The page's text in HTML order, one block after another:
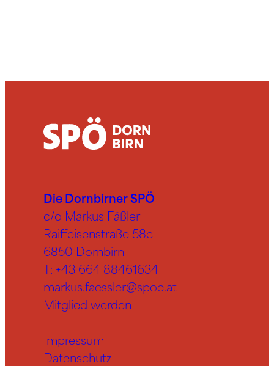
Die Dornbirner SPÖ
c/o Markus Fäßler
Raiffeisenstraße 58c
6850 Dornbirn
T: +43 664 88461634
markus.faessler@spoe.at
Mitglied werden
Impressum
Datenschutz